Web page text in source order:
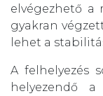
elvégezhető a
gyakran
lehet a
A felhelyezés
helyezendő